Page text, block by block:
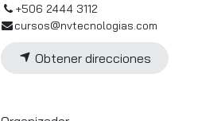
+506 2444 3112
cursos@nvtecnologias.com
Obtener direcciones